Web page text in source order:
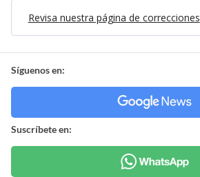
Revisa nuestra página de correcciones
Síguenos en:
Suscríbete en: